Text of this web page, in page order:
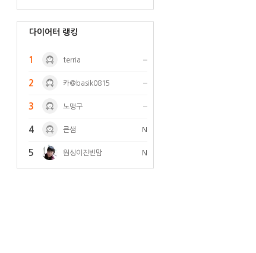
다이어터 랭킹
1 terria
2 카@basik0815
3 노맹구
4 큰샘 N
5 원싱이진빈맘 N